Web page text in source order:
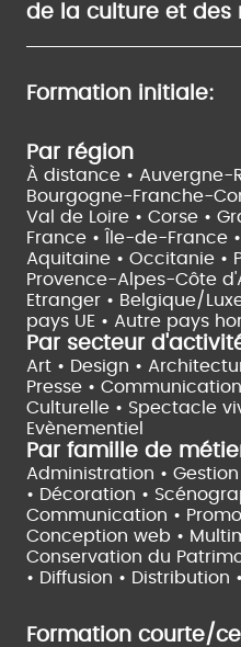
de la culture et des
Formation initiale:
Par région
À distance • Auvergne-
Bourgogne-Franche-
Val de Loire • Corse •
France •
Île-de-France •
Aquitaine • Occitanie •
Provence-Alpes-Côte
Etranger • Belgique/
pays UE • Autre pays
Par secteur
Art • Design •
Presse •
Culturelle • Spectacle
Evènementiel
Par famille de
Administration • Gestion
• Décoration •
Communication •
Conception web •
Conservation du
• Diffusion •
Formation courte/